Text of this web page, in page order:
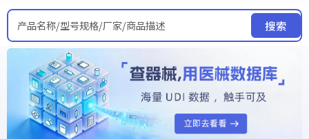
产品名称/型号规格/厂家/商品描述 搜索